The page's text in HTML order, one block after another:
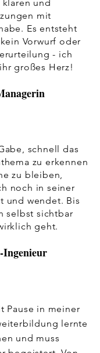
und
mit
Es entsteht
Vorwurf oder
- ich
großes Herz!
schnell das
zu erkennen
zu bleiben,
noch in seiner
und wendet. Bis
selbst sichtbar
geht.
Ingenieur
Pause in meiner
lernte
und muss